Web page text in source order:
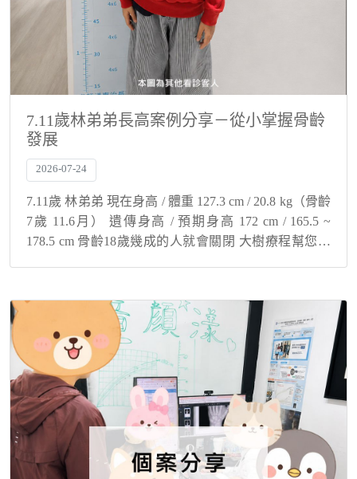
7.11歲林弟弟長高案例分享－從小掌握骨齡
發展
2026-07-24
7.11歲 林弟弟 現在身高 / 體重 127.3 cm / 20.8 kg（骨齡
7歲 11.6月） 遺傳身高 / 預期身高 172 cm / 165.5 ~
178.5 cm 骨齡18歲幾成的人就會關閉 大樹療程幫您與